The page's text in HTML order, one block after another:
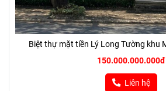
150.000.000.000đ
Liên hệ